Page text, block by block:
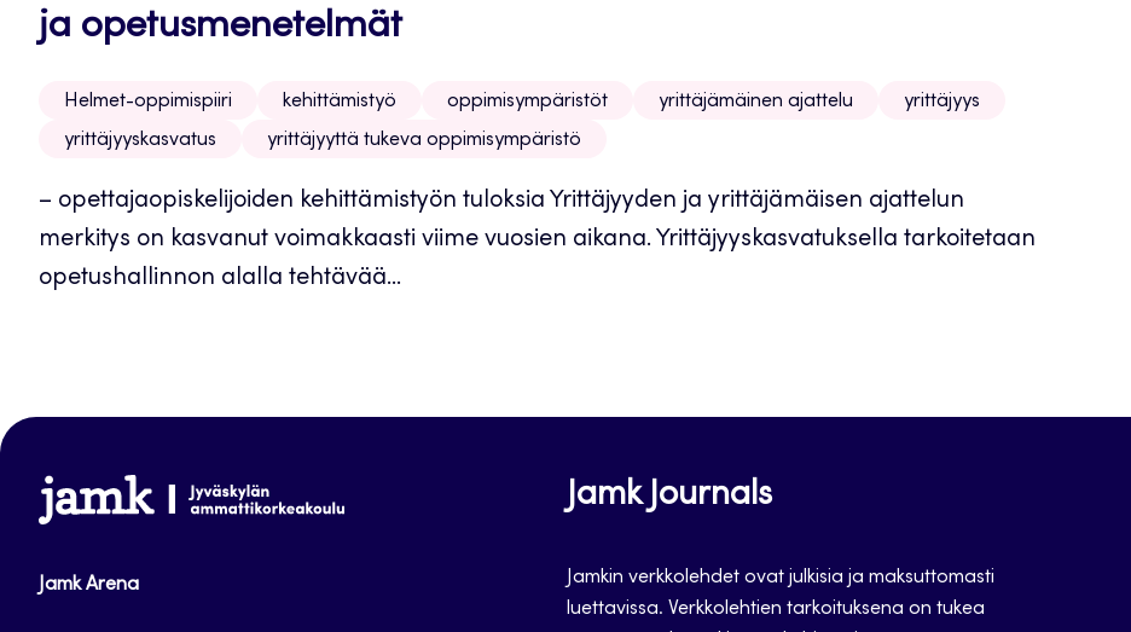
ja opetusmenetelmät
Helmet-oppimispiiri kehittämistyö oppimisympäristöt yrittäjämäinen ajattelu
yrittäjyys
yrittäjyyskasvatus
yrittäjyyttä tukeva oppimisympäristö
– opettajaopiskelijoiden kehittämistyön tuloksia Yrittäjyyden ja yrittäjämäisen ajattelun
merkitys on kasvanut voimakkaasti viime vuosien aikana. Yrittäjyyskasvatuksella tarkoitetaan
opetushallinnon alalla tehtävää...
www.jamk.fi
Jamk Arena
Jamk Journals
Jamkin verkkolehdet ovat julkisia ja maksuttomasti
luettavissa. Verkkolehtien tarkoituksena on tukea